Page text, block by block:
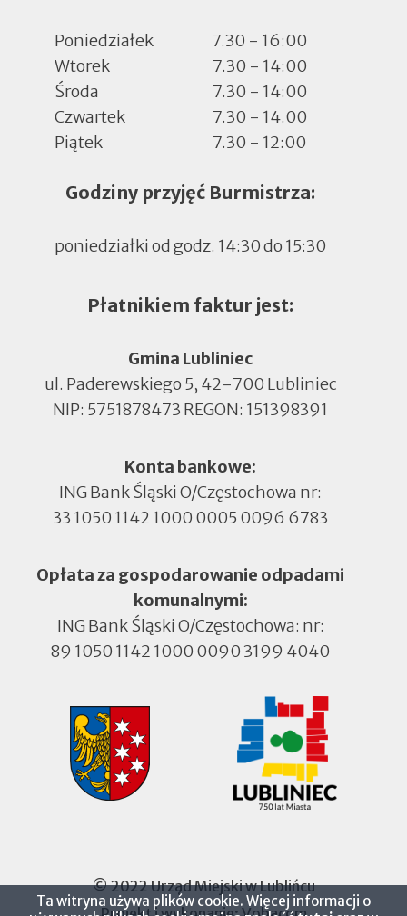
Poniedziałek
7.30 - 16:00
Wtorek
7.30 - 14:00
Środa
7.30 - 14:00
Czwartek
7.30 - 14.00
Piątek
7.30 - 12:00
Godziny przyjęć Burmistrza:
poniedziałki od godz. 14:30 do 15:30
Płatnikiem faktur jest:
Gmina Lubliniec
ul. Paderewskiego 5, 42-700 Lubliniec
NIP: 5751878473 REGON: 151398391
Konta bankowe:
ING Bank Śląski O/Częstochowa nr:
33 1050 1142 1000 0005 0096 6783
Opłata za gospodarowanie odpadami
komunalnymi:
ING Bank Śląski O/Częstochowa: nr:
89 1050 1142 1000 0090 3199 4040
© 2022 Urząd Miejski w Lublińcu
Ta witryna używa plików cookie. Więcej informacji o